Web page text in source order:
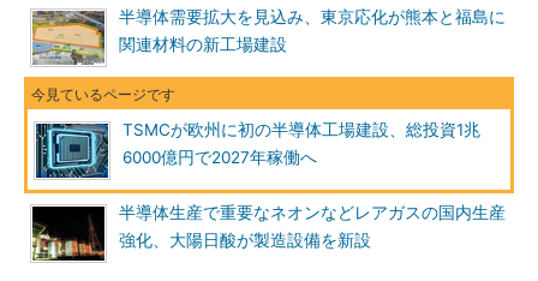
半導体需要拡大を見込み、東京応化が熊本と福島に
関連材料の新工場建設
TSMCが欧州に初の半導体工場建設、総投資1兆
6000億円で2027年稼働へ
半導体生産で重要なネオンなどレアガスの国内生産
強化、大陽日酸が製造設備を新設